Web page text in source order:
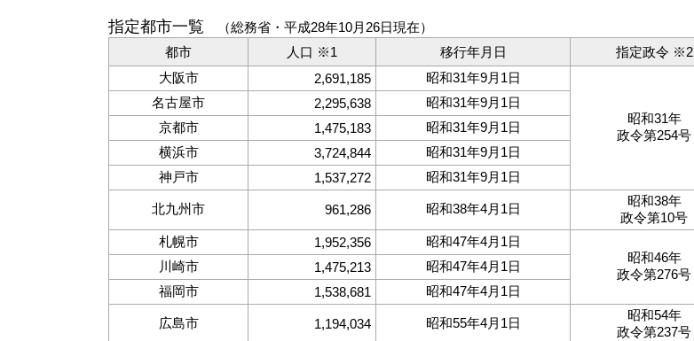
指定都市一覧 （総務省・平成28年10月26日現在）
都市
人口 ※1 移行年月日
指定政令 ※2
大阪市
2,691,185 昭和31年9月1日
昭和31年
政令第254号
名古屋市 2,295,638
昭和31年9月1日
京都市
1,475,183
昭和31年9月1日
横浜市
3,724,844
昭和31年9月1日
神戸市
1,537,272 昭和31年9月1日
北九州市 961,286 昭和38年4月1日
昭和38年
政令第10号
札幌市
1,952,356
昭和47年4月1日
昭和46年
政令第276号
川崎市 1,475,213
昭和47年4月1日
福岡市
1,538,681 昭和47年4月1日
広島市 1,194,034 昭和55年4月1日
昭和54年
政令第237号